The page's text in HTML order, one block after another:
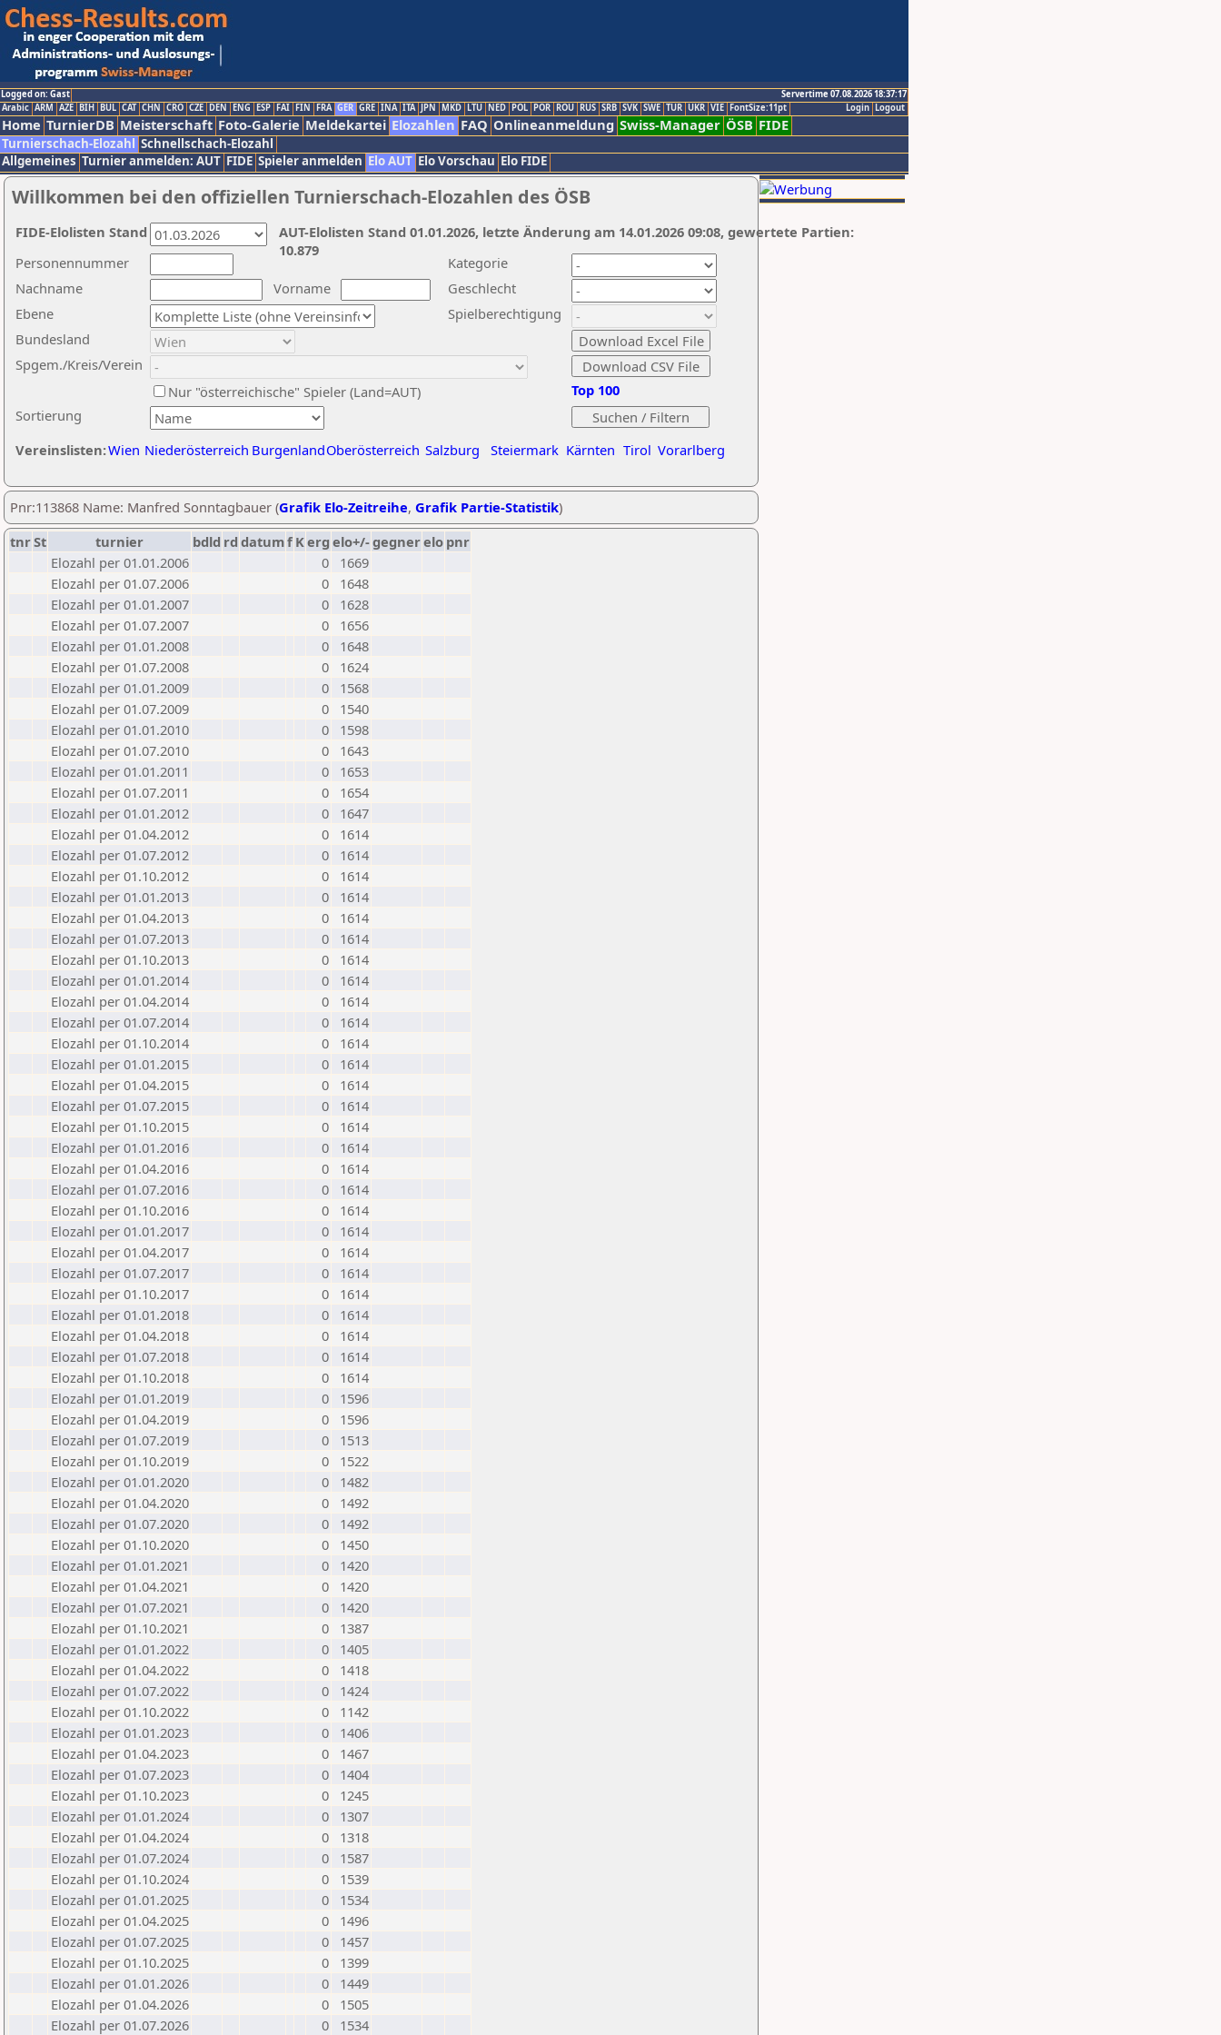
Logged on: Gast
Servertime 07.08.2026 18:37:17
Logout
Login
Arabic ARM AZE BIH BUL CAT CHN CRO CZE DEN ENG ESP FAI FIN FRA GER GRE INA ITA JPN MKD LTU NED POL POR ROU RUS SRB SVK SWE TUR UKR VIE FontSize:11pt
Home TurnierDB Meisterschaft Foto-Galerie Meldekartei Elozahlen FAQ Onlineanmeldung Swiss-Manager ÖSB FIDE
Turnierschach-Elozahl Schnellschach-Elozahl
Allgemeines Turnier anmelden: AUT FIDE Spieler anmelden Elo AUT Elo Vorschau Elo FIDE
Willkommen bei den offiziellen Turnierschach-Elozahlen des ÖSB
Nachname
Vorname
Ebene
Kategorie
Sortierung
Personennummer
Bundesland
Spgem./Kreis/Verein
Geschlecht
Nur "österreichische" Spieler (Land=AUT)
Spielberechtigung
Vereinslisten:Wien Niederösterreich BurgenlandOberösterreich Salzburg Steiermark Kärnten Tirol Vorarlberg
Top 100
AUT-Elolisten Stand 01.01.2026, letzte Änderung am 14.01.2026 09:08, gewertete Partien:
10.879
FIDE-Elolisten Stand
Pnr:113868 Name: Manfred Sonntagbauer (Grafik Elo-Zeitreihe, Grafik Partie-Statistik)
tnrSt turnier bdld rd datumf Kerg elo+/-gegnerelo pnr
Elozahl per 01.01.2006
0
1669
Elozahl per 01.07.2006
0
1648
Elozahl per 01.01.2007
0
1628
Elozahl per 01.07.2007
0
1656
Elozahl per 01.01.2008
0
1648
Elozahl per 01.07.2008
0
1624
Elozahl per 01.01.2009
0
1568
Elozahl per 01.07.2009
0
1540
Elozahl per 01.01.2010
0
1598
Elozahl per 01.07.2010
0
1643
Elozahl per 01.01.2011
0
1653
Elozahl per 01.07.2011
0
1654
Elozahl per 01.01.2012
0
1647
Elozahl per 01.04.2012
0
1614
Elozahl per 01.07.2012
0
1614
Elozahl per 01.10.2012
0
1614
Elozahl per 01.01.2013
0
1614
Elozahl per 01.04.2013
0
1614
Elozahl per 01.07.2013
0
1614
Elozahl per 01.10.2013
0
1614
Elozahl per 01.01.2014
0
1614
Elozahl per 01.04.2014
0
1614
Elozahl per 01.07.2014
0
1614
Elozahl per 01.10.2014
0
1614
Elozahl per 01.01.2015
0
1614
Elozahl per 01.04.2015
0
1614
Elozahl per 01.07.2015
0
1614
Elozahl per 01.10.2015
0
1614
Elozahl per 01.01.2016
0
1614
Elozahl per 01.04.2016
0
1614
Elozahl per 01.07.2016
0
1614
Elozahl per 01.10.2016
0
1614
Elozahl per 01.01.2017
0
1614
Elozahl per 01.04.2017
0
1614
Elozahl per 01.07.2017
0
1614
Elozahl per 01.10.2017
0
1614
Elozahl per 01.01.2018
0
1614
Elozahl per 01.04.2018
0
1614
Elozahl per 01.07.2018
0
1614
Elozahl per 01.10.2018
0
1614
Elozahl per 01.01.2019
0
1596
Elozahl per 01.04.2019
0
1596
Elozahl per 01.07.2019
0
1513
Elozahl per 01.10.2019
0
1522
Elozahl per 01.01.2020
0
1482
Elozahl per 01.04.2020
0
1492
Elozahl per 01.07.2020
0
1492
Elozahl per 01.10.2020
0
1450
Elozahl per 01.01.2021
0
1420
Elozahl per 01.04.2021
0
1420
Elozahl per 01.07.2021
0
1420
Elozahl per 01.10.2021
0
1387
Elozahl per 01.01.2022
0
1405
Elozahl per 01.04.2022
0
1418
Elozahl per 01.07.2022
0
1424
Elozahl per 01.10.2022
0
1142
Elozahl per 01.01.2023
0
1406
Elozahl per 01.04.2023
0
1467
Elozahl per 01.07.2023
0
1404
Elozahl per 01.10.2023
0
1245
Elozahl per 01.01.2024
0
1307
Elozahl per 01.04.2024
0
1318
Elozahl per 01.07.2024
0
1587
Elozahl per 01.10.2024
0
1539
Elozahl per 01.01.2025
0
1534
Elozahl per 01.04.2025
0
1496
Elozahl per 01.07.2025
0
1457
Elozahl per 01.10.2025
0
1399
Elozahl per 01.01.2026
0
1449
Elozahl per 01.04.2026
0
1505
Elozahl per 01.07.2026
0 1534